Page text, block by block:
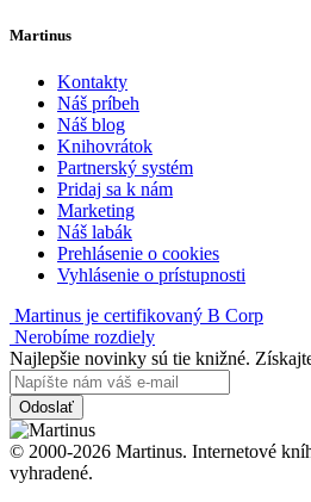
Martinus
Kontakty
Náš príbeh
Náš blog
Knihovrátok
Partnerský systém
Pridaj sa k nám
Marketing
Náš labák
Prehlásenie o cookies
Vyhlásenie o prístupnosti
Martinus je certifikovaný B Corp
Nerobíme rozdiely
Najlepšie novinky sú tie knižné.
Odoslať
© 2000-2026 Martinus. Internetové
vyhradené.